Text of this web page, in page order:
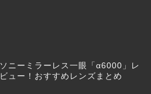
ソニーミラーレス一眼「α6000」レ
ビュー！おすすめレンズまとめ